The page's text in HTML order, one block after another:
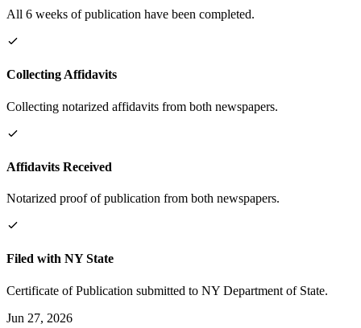
All 6 weeks of publication have been completed.
Collecting Affidavits
Collecting notarized affidavits from both newspapers.
Affidavits Received
Notarized proof of publication from both newspapers.
Filed with NY State
Certificate of Publication submitted to NY Department of State.
Jun 27, 2026